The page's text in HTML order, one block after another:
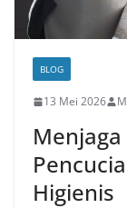
BLOG
13 Mei 2026
Higienis